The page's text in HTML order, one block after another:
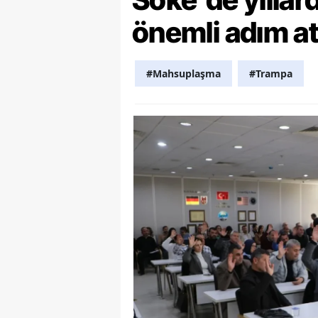
önemli adım
#Mahsuplaşma #Trampa